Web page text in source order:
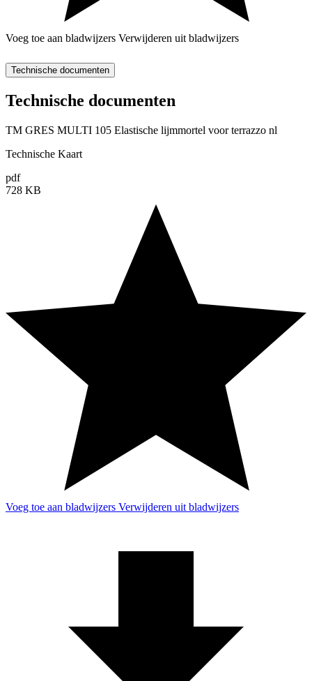
Voeg toe aan bladwijzers Verwijderen uit bladwijzers
Technische documenten
Technische documenten
TM GRES MULTI 105 Elastische lijmmortel voor terrazzo nl
Technische Kaart
pdf
728 KB
Voeg toe aan bladwijzers Verwijderen uit bladwijzers